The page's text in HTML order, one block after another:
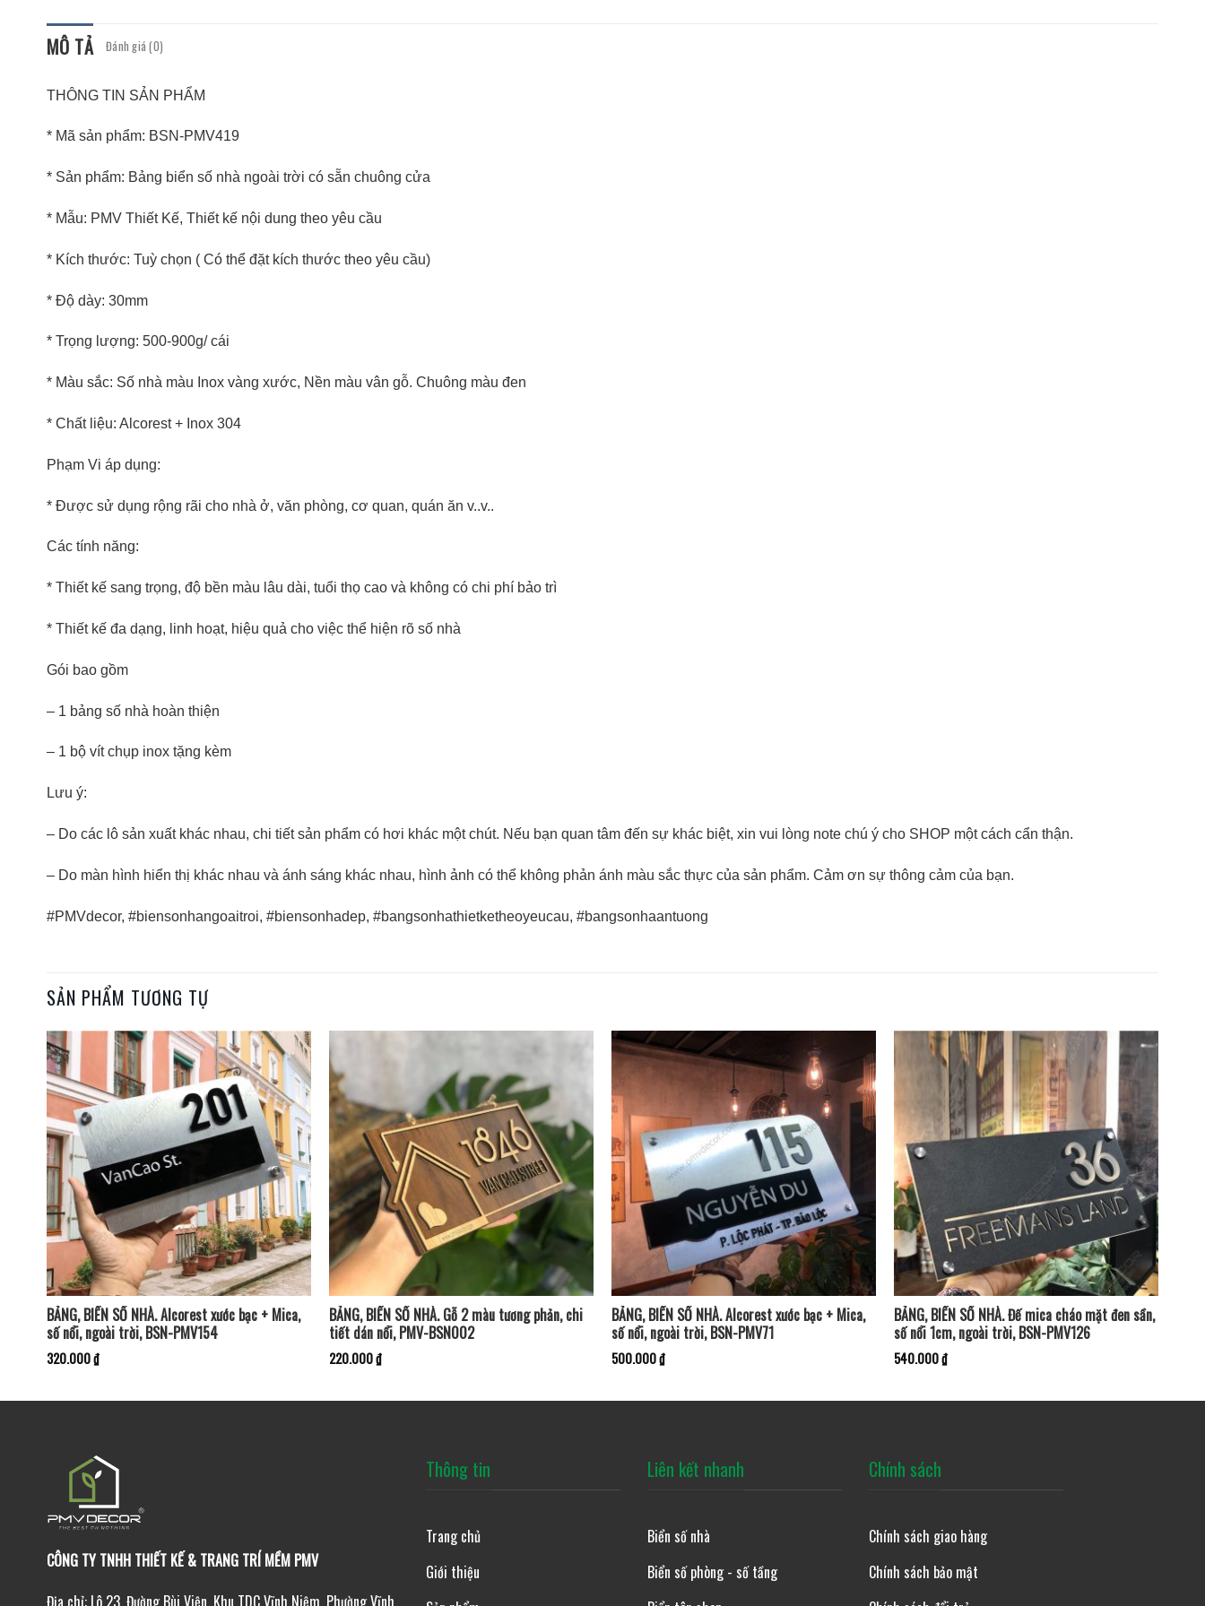
MÔ TẢ Đánh giá (0)
THÔNG TIN SẢN PHẨM
* Mã sản phẩm: BSN-PMV419
* Sản phẩm: Bảng biển số nhà ngoài trời có sẵn chuông cửa
* Mẫu: PMV Thiết Kế, Thiết kế nội dung theo yêu cầu
* Kích thước: Tuỳ chọn ( Có thể đặt kích thước theo yêu cầu)
* Độ dày: 30mm
* Trọng lượng: 500-900g/ cái
* Màu sắc: Số nhà màu Inox vàng xước, Nền màu vân gỗ. Chuông màu đen
* Chất liệu: Alcorest + Inox 304
Phạm Vi áp dụng:
* Được sử dụng rộng rãi cho nhà ở, văn phòng, cơ quan, quán ăn v..v..
Các tính năng:
* Thiết kế sang trọng, độ bền màu lâu dài, tuổi thọ cao và không có chi phí bảo trì
* Thiết kế đa dạng, linh hoạt, hiệu quả cho việc thể hiện rõ số nhà
Gói bao gồm
– 1 bảng số nhà hoàn thiện
– 1 bộ vít chụp inox tặng kèm
Lưu ý:
– Do các lô sản xuất khác nhau, chi tiết sản phẩm có hơi khác một chút. Nếu bạn quan tâm đến sự khác biệt, xin vui lòng note chú ý cho SHOP một cách cẩn thận.
– Do màn hình hiển thị khác nhau và ánh sáng khác nhau, hình ảnh có thể không phản ánh màu sắc thực của sản phẩm. Cảm ơn sự thông cảm của bạn.
#PMVdecor, #biensonhangoaitroi, #biensonhadep, #bangsonhathietketheoyeucau, #bangsonhaantuong
SẢN PHẨM TƯƠNG TỰ
BẢNG, BIỂN SỐ NHÀ. Alcorest xước bạc + Mica,
số nổi, ngoài trời, BSN-PMV154
320.000₫
BẢNG, BIỂN SỐ NHÀ. Gỗ 2 màu tương phản, chi
tiết dán nổi, PMV-BSN002
220.000₫
BẢNG, BIỂN SỐ NHÀ. Alcorest xước bạc + Mica,
số nổi, ngoài trời, BSN-PMV71
500.000₫
BẢNG, BIỂN SỐ NHÀ. Đế mica cháo mặt đen sần,
số nổi 1cm, ngoài trời, BSN-PMV126
540.000₫
CÔNG TY TNHH THIẾT KẾ & TRANG TRÍ MỀM PMV
Địa chỉ: Lô 23, Đường Bùi Viện, Khu TDC Vĩnh Niệm, Phường Vĩnh
Thông tin
Trang chủ
Giới thiệu
Liên kết nhanh
Biển số nhà
Biển số phòng - số tầng
Chính sách
Chính sách giao hàng
Chính sách bảo mật